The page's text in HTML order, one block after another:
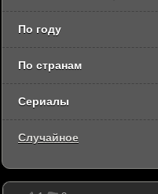
По году
По странам
Сериалы
Случайное